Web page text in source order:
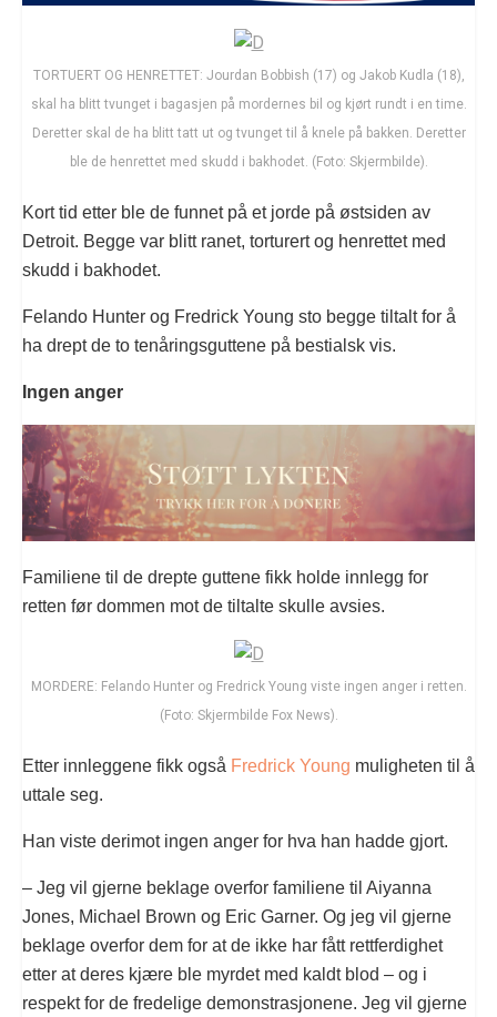
TORTUERT OG HENRETTET: Jourdan Bobbish (17) og Jakob Kudla (18),
skal ha blitt tvunget i bagasjen på mordernes bil og kjørt rundt i en time.
Deretter skal de ha blitt tatt ut og tvunget til å knele på bakken. Deretter
ble de henrettet med skudd i bakhodet. (Foto: Skjermbilde).
Kort tid etter ble de funnet på et jorde på østsiden av
Detroit. Begge var blitt ranet, torturert og henrettet med
skudd i bakhodet.
Felando Hunter og Fredrick Young sto begge tiltalt for å
ha drept de to tenåringsguttene på bestialsk vis.
Ingen anger
Familiene til de drepte guttene fikk holde innlegg for
retten før dommen mot de tiltalte skulle avsies.
MORDERE: Felando Hunter og Fredrick Young viste ingen anger i retten.
(Foto: Skjermbilde Fox News).
Etter innleggene fikk også Fredrick Young muligheten til å
uttale seg.
Han viste derimot ingen anger for hva han hadde gjort.
– Jeg vil gjerne beklage overfor familiene til Aiyanna
Jones, Michael Brown og Eric Garner. Og jeg vil gjerne
beklage overfor dem for at de ikke har fått rettferdighet
etter at deres kjære ble myrdet med kaldt blod – og i
respekt for de fredelige demonstrasjonene. Jeg vil gjerne